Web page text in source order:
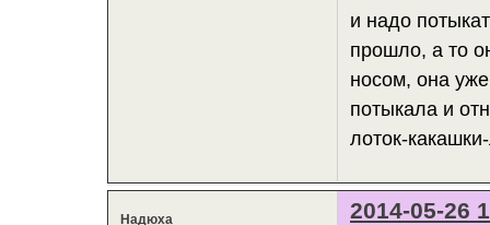
и надо
прошло, а то
носом, она
потыкала и
лоток-
2014-05-26
Надюха